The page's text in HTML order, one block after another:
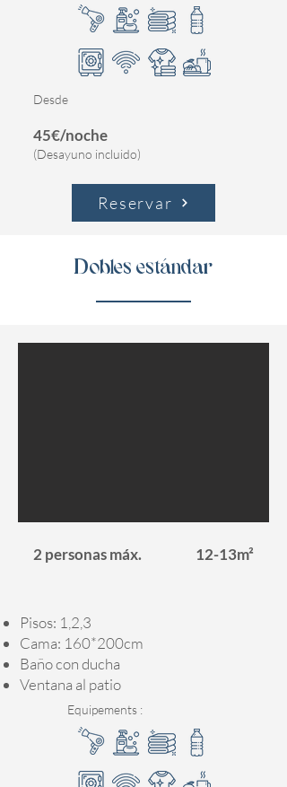
Desde
45€/noche
(Desayuno incluido)
Reservar
Dobles estándar
2 personas máx. 12-13m²
Pisos: 1,2,3
Cama: 160*200cm
Baño con ducha
Ventana al patio
Equipements :